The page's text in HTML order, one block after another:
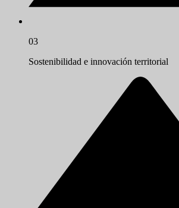
03
Sostenibilidad e innovación territorial